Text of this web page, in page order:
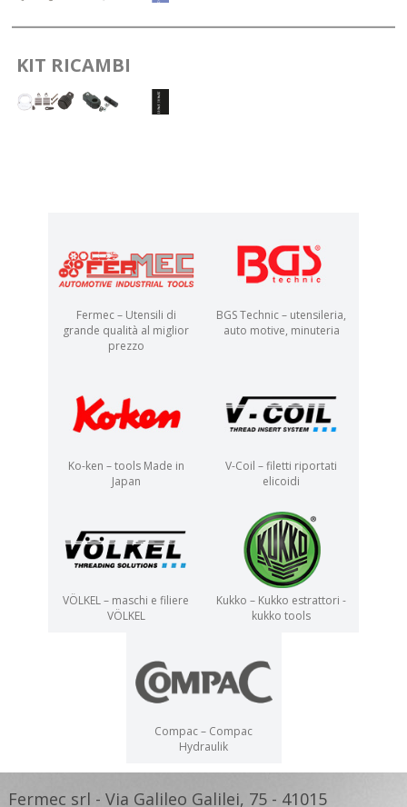
KIT RICAMBI
Fermec – Utensili di
grande qualità al miglior
prezzo
BGS Technic – utensileria,
auto motive, minuteria
Ko-ken – tools Made in
Japan
V-Coil – filetti riportati
elicoidi
VÖLKEL – maschi e filiere
VÖLKEL
Kukko – Kukko estrattori -
kukko tools
Compac – Compac
Hydraulik
Fermec srl - Via Galileo Galilei, 75 - 41015